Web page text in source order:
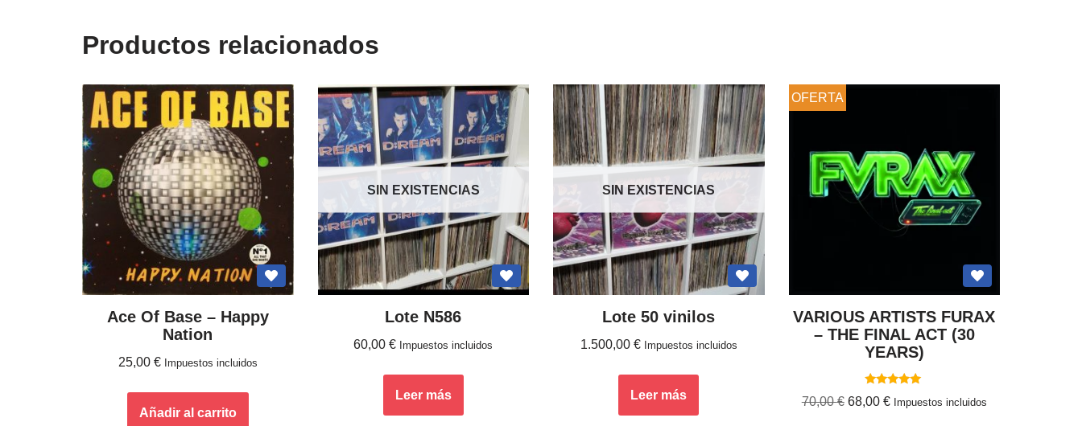
Productos relacionados
Ace Of Base ‎– Happy
Nation
25,00 € Impuestos incluidos
Añadir al carrito
SIN EXISTENCIAS
Lote N586
60,00€ Impuestos incluidos
Leer más
SIN EXISTENCIAS
Lote 50 vinilos
1.500,00 € Impuestos incluidos
Leer más
OFERTA
VARIOUS ARTISTS FURAX
– THE FINAL ACT (30
YEARS)
Valorado
con
70,00€ 68,00 € Impuestos incluidos